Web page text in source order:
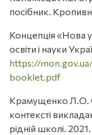
посібник.
Концепція «Нова
освіти і науки
https://
booklet.pdf
Крамущенко Л.О.
контексті
рідній школі.